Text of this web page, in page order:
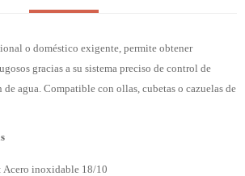
o doméstico exigente, permite obtener
gracias a su sistema preciso de control de
agua. Compatible con ollas, cubetas o cazuelas de
inoxidable 18/10